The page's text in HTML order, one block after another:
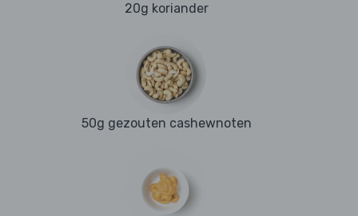
20g koriander
50g gezouten cashewnoten